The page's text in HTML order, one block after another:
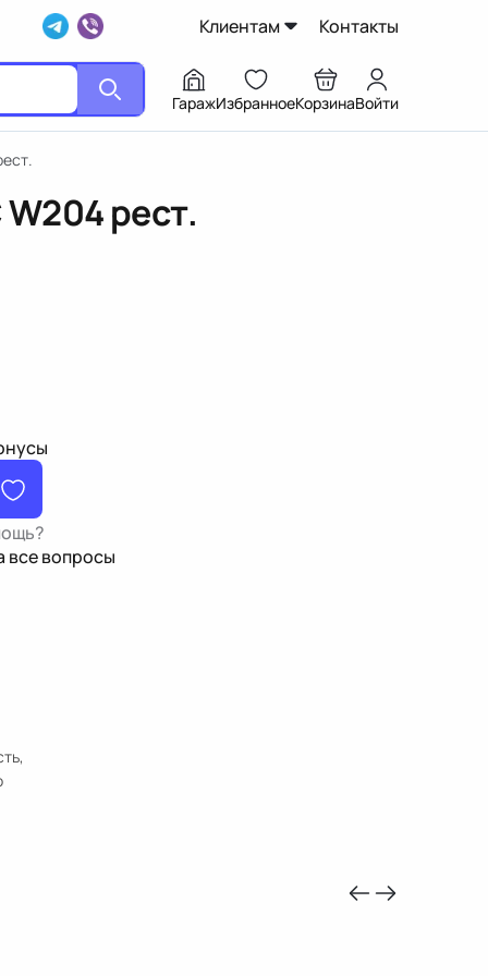
Клиентам Контакты
ГаражИзбранноеКорзинаВойти
рест.
все вопросы